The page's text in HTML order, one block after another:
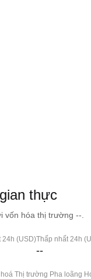
thực
vốn hóa thị trường --.
24h (USD)Thấp nhất 24h
--
Thị trường Pha loãng